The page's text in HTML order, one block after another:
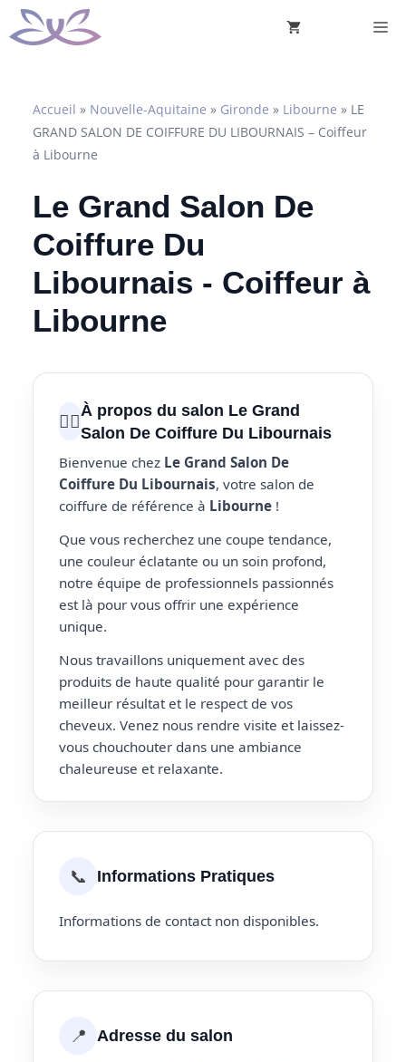
Aller
au
Accueil » Nouvelle-Aquitaine » Gironde » Libourne » LE
GRAND SALON DE COIFFURE DU LIBOURNAIS – Coiffeur
à Libourne
Le Grand Salon De
Coiffure Du
Libournais - Coiffeur à
Libourne
💇‍♀️À propos du salon Le Grand
Salon De Coiffure Du Libournais
Bienvenue chez Le Grand Salon De
Coiffure Du Libournais, votre salon de
coiffure de référence à Libourne !
Que vous recherchez une coupe tendance,
une couleur éclatante ou un soin profond,
notre équipe de professionnels passionnés
est là pour vous offrir une expérience
unique.
Nous travaillons uniquement avec des
produits de haute qualité pour garantir le
meilleur résultat et le respect de vos
cheveux. Venez nous rendre visite et laissez-
vous chouchouter dans une ambiance
chaleureuse et relaxante.
📞 Informations Pratiques
Informations de contact non disponibles.
📍 Adresse du salon